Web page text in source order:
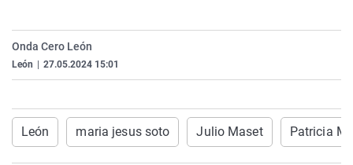
Onda Cero León
León 27.05.2024 15:01
León maria jesus soto Julio Maset Patricia